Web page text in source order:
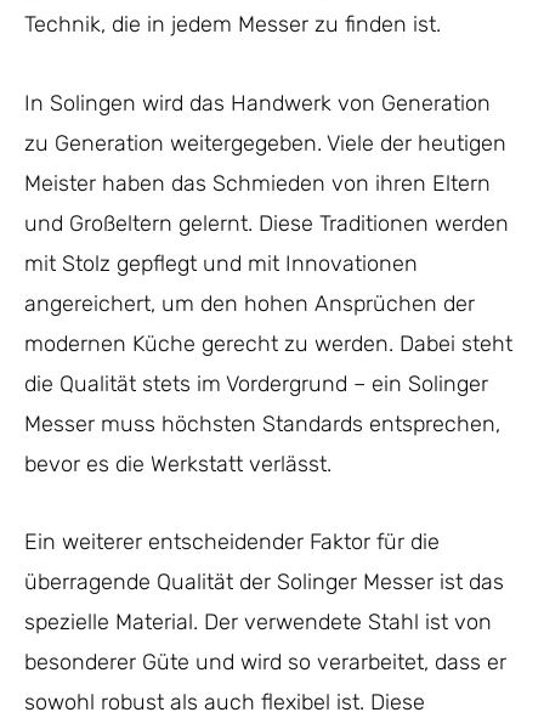
Technik, die in jedem Messer zu finden ist.
In Solingen wird das Handwerk von Generation
zu Generation weitergegeben. Viele der heutigen
Meister haben das Schmieden von ihren Eltern
und Großeltern gelernt. Diese Traditionen werden
mit Stolz gepflegt und mit Innovationen
angereichert, um den hohen Ansprüchen der
modernen Küche gerecht zu werden. Dabei steht
die Qualität stets im Vordergrund – ein Solinger
Messer muss höchsten Standards entsprechen,
bevor es die Werkstatt verlässt.
Ein weiterer entscheidender Faktor für die
überragende Qualität der Solinger Messer ist das
spezielle Material. Der verwendete Stahl ist von
besonderer Güte und wird so verarbeitet, dass er
sowohl robust als auch flexibel ist. Diese